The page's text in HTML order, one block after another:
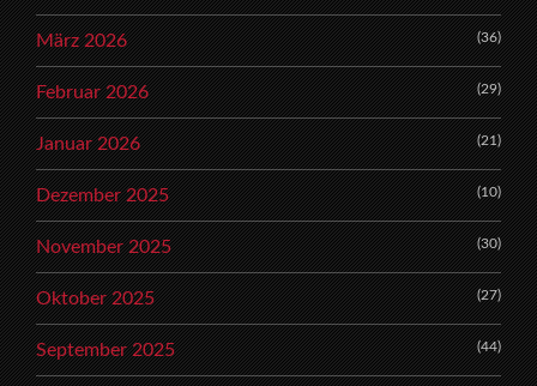
März 2026 (36)
Februar 2026 (29)
Januar 2026 (21)
Dezember 2025 (10)
November 2025 (30)
Oktober 2025 (27)
September 2025 (44)